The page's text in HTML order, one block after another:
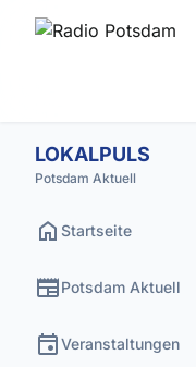
LOKALPULS
Potsdam Aktuell
home Startseite
newspaperPotsdam Aktuell
eventVeranstaltungen